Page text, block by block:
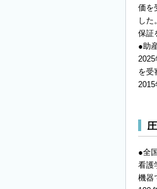
価を
した
保証
●助
を受
●全
看護
機器